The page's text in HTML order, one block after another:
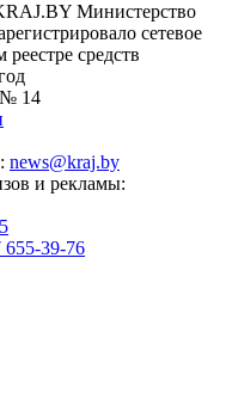
Министерство
сетевое
средств
№ 14
news@kraj.by
и рекламы:
655-39-76